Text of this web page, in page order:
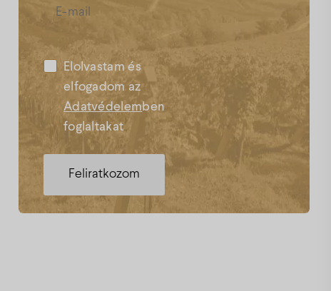
Elolvastam és
elfogadom az
Adatvédelemben
foglaltakat